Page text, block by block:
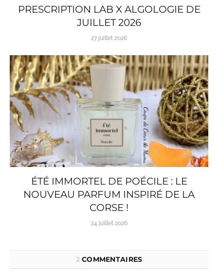
PRESCRIPTION LAB X ALGOLOGIE DE
JUILLET 2026
27 juillet 2026
ÉTÉ IMMORTEL DE POÉCILE : LE
NOUVEAU PARFUM INSPIRÉ DE LA
CORSE !
24 juillet 2026
2COMMENTAIRES